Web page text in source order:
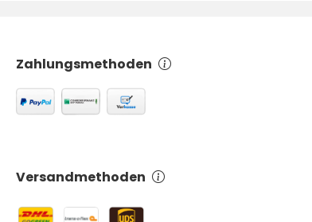
Zahlungsmethoden
Versandmethoden